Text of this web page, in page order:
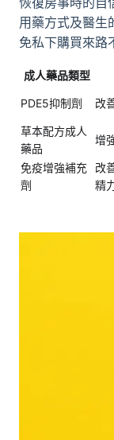
用藥方式及醫生
免私下購買來路
成人藥品類型
PDE5抑制劑 改
草本配方成人
藥品
增
免疫增強補充
劑
改
精